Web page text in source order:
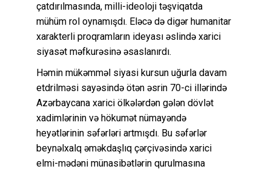
çatdırılmasında, milli-ideoloji təşviqatda
mühüm rol oynamışdı. Eləcə də digər humanitar
xarakterli proqramların ideyası əslində xarici
siyasət məfkurəsinə əsaslanırdı.
Həmin mükəmməl siyasi kursun uğurla davam
etdrilməsi sayəsində ötən əsrin 70-ci illərində
Azərbaycana xarici ölkələrdən gələn dövlət
xadimlərinin və hökumət nümayəndə
heyətlərinin səfərləri artmışdı. Bu səfərlər
beynəlxalq əməkdaşlıq çərçivəsində xarici
elmi-mədəni münasibətlərin qurulmasına